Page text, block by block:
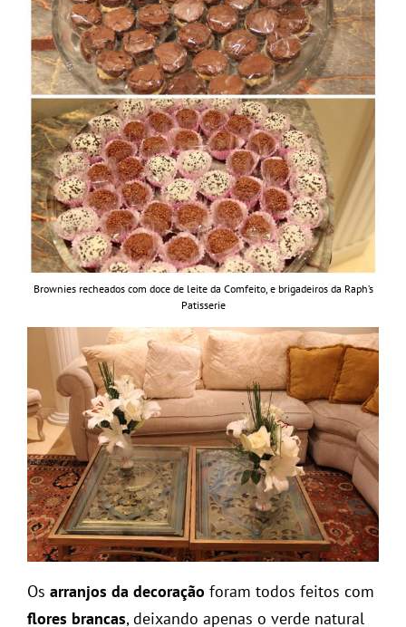
Brownies recheados com doce de leite da Comfeito, e brigadeiros da Raph’s
Patisserie
Os arranjos da decoração foram todos feitos com
flores brancas, deixando apenas o verde natural